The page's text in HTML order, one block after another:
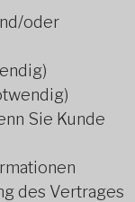
oder
Sie Kunde
des Vertrages